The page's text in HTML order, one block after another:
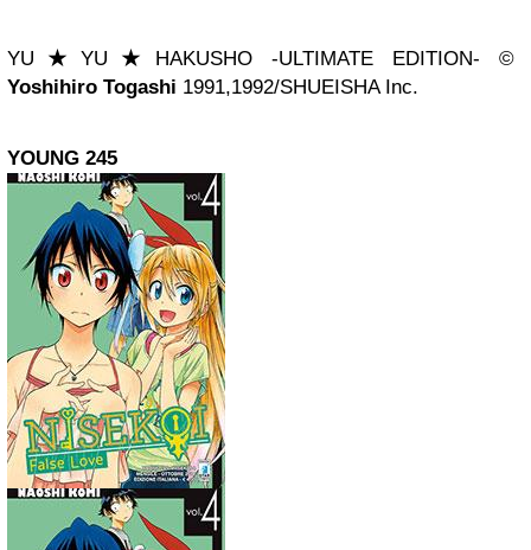
YU ★YU ★ HAKUSHO -ULTIMATE EDITION- ©
Yoshihiro Togashi 1991,1992/SHUEISHA Inc.
YOUNG 245